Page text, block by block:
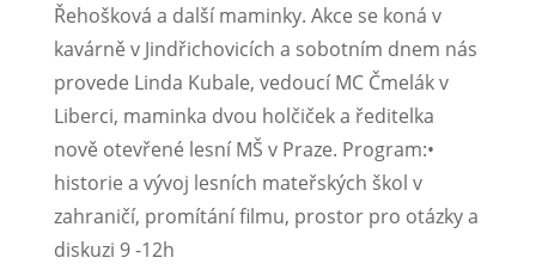
Řehošková a další maminky. Akce se koná v
kavárně v Jindřichovicích a sobotním dnem nás
provede Linda Kubale, vedoucí MC Čmelák v
Liberci, maminka dvou holčiček a ředitelka
nově otevřené lesní MŠ v Praze. Program:•
historie a vývoj lesních mateřských škol v
zahraničí, promítání filmu, prostor pro otázky a
diskuzi 9 -12h